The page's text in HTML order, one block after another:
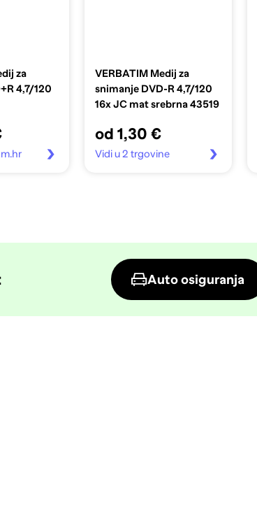
za
4,7/120
VERBATIM Medij za
snimanje DVD-R 4,7/120
16x JC mat srebrna 43519
od 1,30 €
Vidi u 2 trgovine
Auto osiguranja